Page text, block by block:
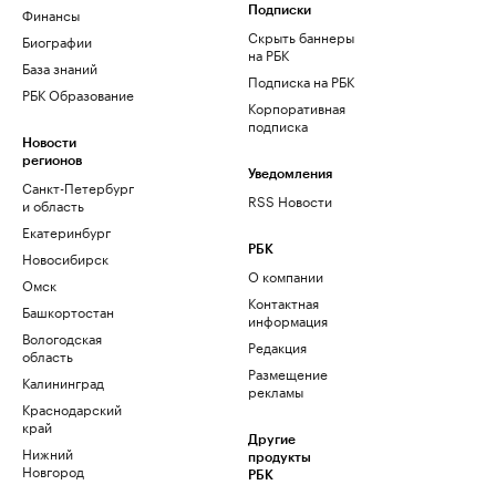
Финансы
Биографии
База знаний
РБК Образование
Новости
регионов
Санкт-Петербург
и область
Екатеринбург
Новосибирск
Омск
Башкортостан
Вологодская
область
Калининград
Краснодарский
край
Нижний
Новгород
Подписки
Скрыть баннеры
на РБК
Подписка на РБК
Корпоративная
подписка
Уведомления
RSS Новости
РБК
О компании
Контактная
информация
Редакция
Размещение
рекламы
Другие
продукты
РБК